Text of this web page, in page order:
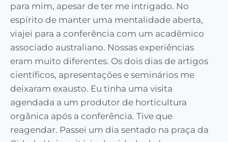
para mim, apesar de ter me intrigado. No
espírito de manter uma mentalidade aberta,
viajei para a conferência com um acadêmico
associado australiano. Nossas experiências
eram muito diferentes. Os dois dias de artigos
científicos, apresentações e seminários me
deixaram exausto. Eu tinha uma visita
agendada a um produtor de horticultura
orgânica após a conferência. Tive que
reagendar. Passei um dia sentado na praça da